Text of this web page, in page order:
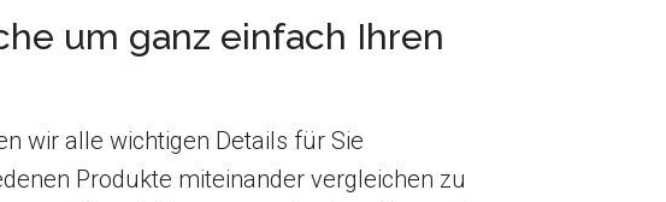
um ganz einfach Ihren
wir alle wichtigen Details für Sie
Produkte miteinander vergleichen zu